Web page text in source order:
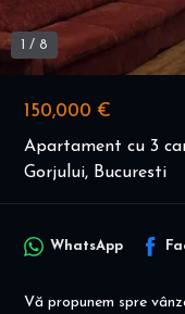
150,000 €
Apartament cu 3
Gorjului, Bucuresti
1 / 8
WhatsApp
Vă propunem spre